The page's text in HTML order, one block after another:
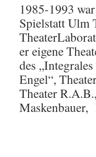
1985-1993
Spielstatt Ulm
er eigene
des
Engel“,
Theater
Maskenbauer,